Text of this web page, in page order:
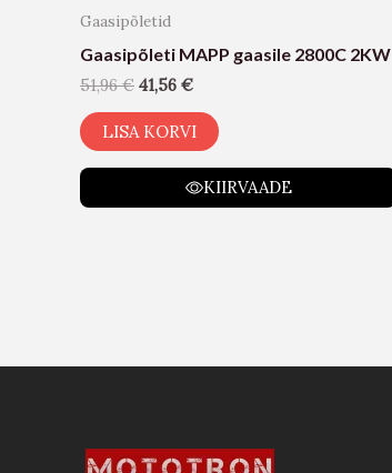
Gaasipõletid
Gaasipõleti MAPP gaasile 2800C 2KW
51,96€ 41,56 €
LISA KORVI
KIIRVAADE